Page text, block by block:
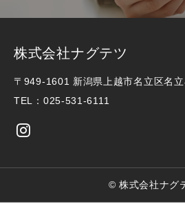
株式会社ナグテツ
〒949-1601 新潟県上越市名立区名
TEL： 025-531-6111
© 株式会社ナグ